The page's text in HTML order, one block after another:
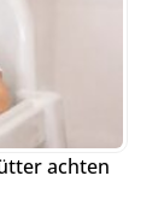
achten